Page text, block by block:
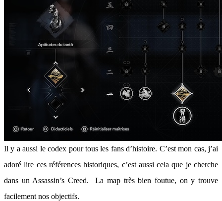
Il y a aussi le codex pour tous les fans d’histoire. C’est mon cas, j’ai
adoré lire ces références historiques, c’est aussi cela que je cherche
dans un Assassin’s Creed. La map très bien foutue, on y trouve
facilement nos objectifs.